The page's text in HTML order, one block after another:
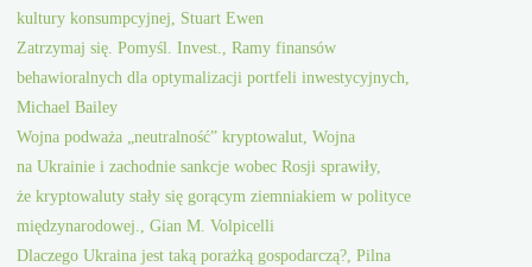
kultury konsumpcyjnej, Stuart Ewen
Zatrzymaj się. Pomyśl. Invest., Ramy finansów
behawioralnych dla optymalizacji portfeli inwestycyjnych,
Michael Bailey
Wojna podważa „neutralność” kryptowalut, Wojna
na Ukrainie i zachodnie sankcje wobec Rosji sprawiły,
że kryptowaluty stały się gorącym ziemniakiem w polityce
międzynarodowej., Gian M. Volpicelli
Dlaczego Ukraina jest taką porażką gospodarczą?, Pilna